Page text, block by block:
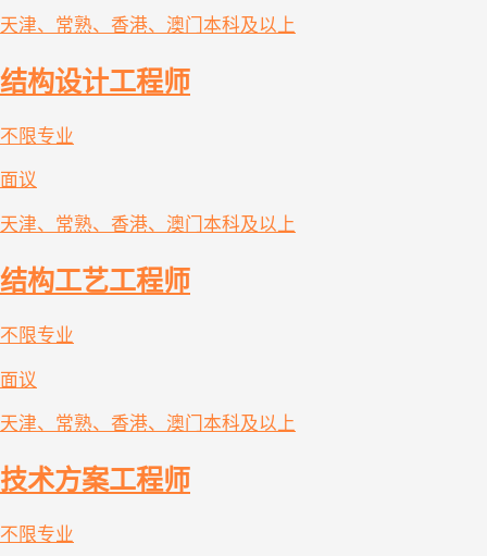
天津、常熟、香港、澳门本科及以上
结构设计工程师
不限专业
面议
天津、常熟、香港、澳门本科及以上
结构工艺工程师
不限专业
面议
天津、常熟、香港、澳门本科及以上
技术方案工程师
不限专业